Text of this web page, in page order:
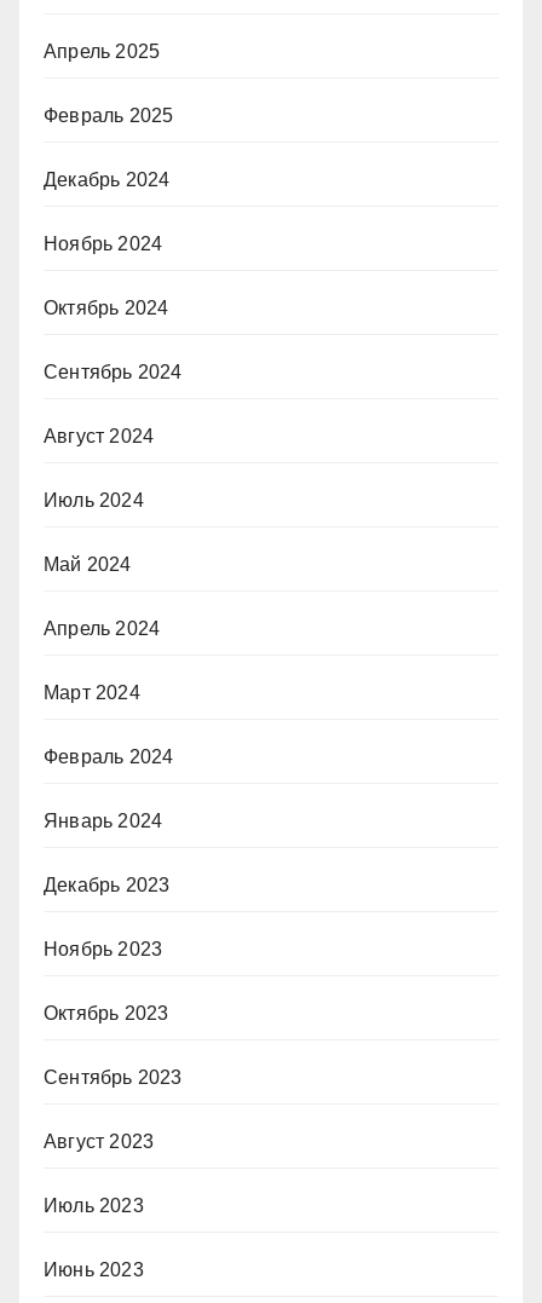
Апрель 2025
Февраль 2025
Декабрь 2024
Ноябрь 2024
Октябрь 2024
Сентябрь 2024
Август 2024
Июль 2024
Май 2024
Апрель 2024
Март 2024
Февраль 2024
Январь 2024
Декабрь 2023
Ноябрь 2023
Октябрь 2023
Сентябрь 2023
Август 2023
Июль 2023
Июнь 2023